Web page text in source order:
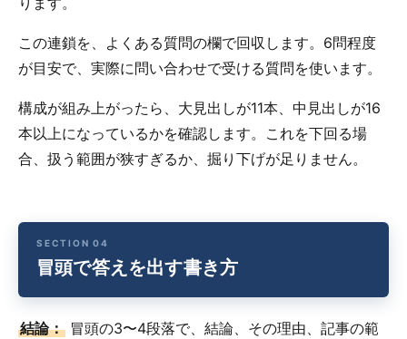
この連鎖を、よくある質問の欄で回収します。6問程度
が目安で、実際に問い合わせで受ける質問を使います。
構成が組み上がったら、大見出しが11本、中見出しが16
本以上になっているかを確認します。これを下回る場
合、扱う範囲が狭すぎるか、掘り下げが足りません。
冒頭で答えを出す書き方
結論： 冒頭の3〜4段落で、結論、その理由、記事の範